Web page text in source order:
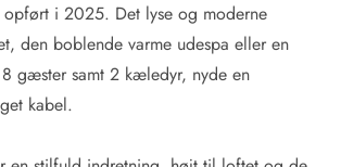
i 2025. Det lyse og moderne
den boblende varme udespa eller en
gæster samt 2 kæledyr, nyde en
kabel.